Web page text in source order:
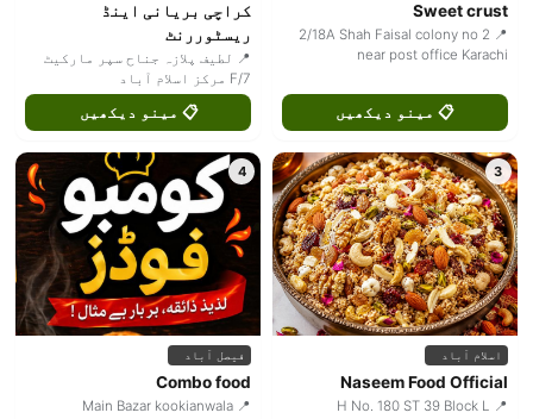
Sweet crust
📍 2/18A Shah Faisal colony no 2
near post office Karachi
📋 مینو دیکھیں
کراچی بریانی اینڈ
ریسٹوررنٹ
📍 لطیف پلازہ جناح سپر مارکیٹ
F/7 مرکز اسلام آباد
📋 مینو دیکھیں
3
اسلام آباد
Naseem Food Official
📍 H No. 180 ST 39 Block L
4
فیصل آباد
Combo food
📍 Main Bazar kookianwala